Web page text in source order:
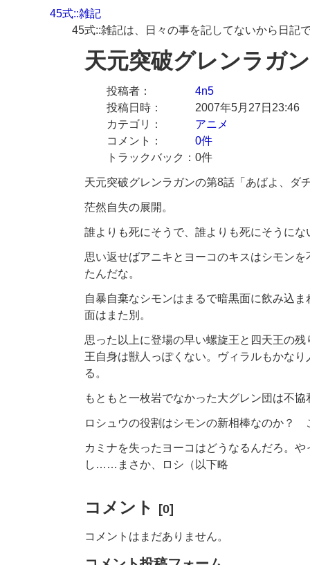
45式::雑記
45式::雑記は、日々の事を記してないから日記
天元突破グレンラガ
投稿者
4n5
投稿日時
2007年5月27日23:46
カテゴリ
アニメ
コメント
0件
トラックバック
0件
天元突破グレンラガンの第8話「あばよ、ダ
茫然自失の展開。
誰よりも死にそうで、誰よりも死にそうにな
思い返せばアニキとヨーコのキスはシモン
たんだな。
自暴自棄なシモンはまるで暗黒面に飲み込
面はまた別。
思った以上に登場の早い螺旋王と四天王の
王自身は獣人っぽくない。ヴィラルもかな
る。
もともと一枚岩でなかった大グレン団は不
ロシュウの役割はシモンの新相棒なのか？
カミナを失ったヨーコはどうなるんだろ。
し……まさか、ロシ（以下略
コメント [0]
コメントはまだありません。